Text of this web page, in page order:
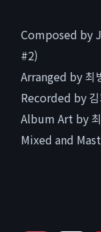
Composed by
#2)
Arranged by 최
Recorded by
Album Art by
Mixed and